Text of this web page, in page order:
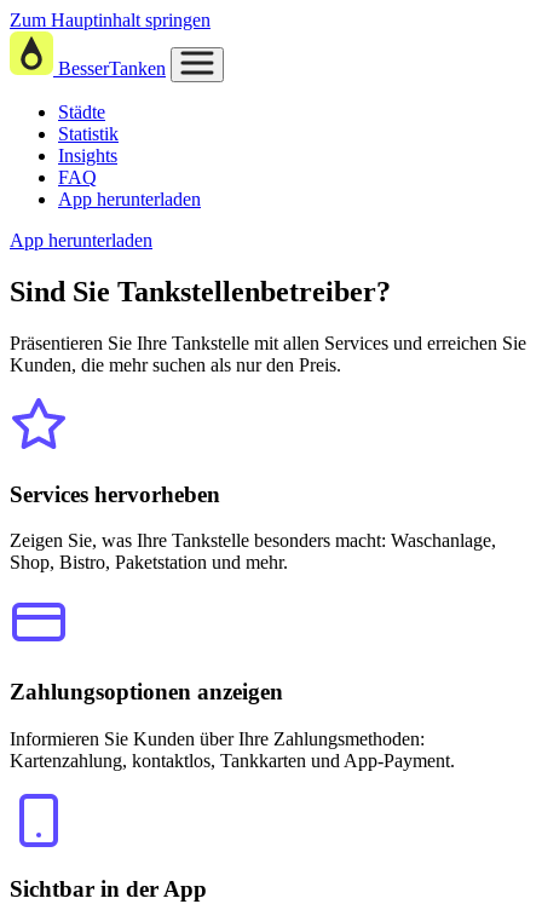
Zum Hauptinhalt springen
BesserTanken
Städte
Statistik
Insights
FAQ
App herunterladen
App herunterladen
Sind Sie Tankstellenbetreiber?
Präsentieren Sie Ihre Tankstelle mit allen Services und erreichen Sie
Kunden, die mehr suchen als nur den Preis.
Services hervorheben
Zeigen Sie, was Ihre Tankstelle besonders macht: Waschanlage,
Shop, Bistro, Paketstation und mehr.
Zahlungsoptionen anzeigen
Informieren Sie Kunden über Ihre Zahlungsmethoden:
Kartenzahlung, kontaktlos, Tankkarten und App-Payment.
Sichtbar in der App